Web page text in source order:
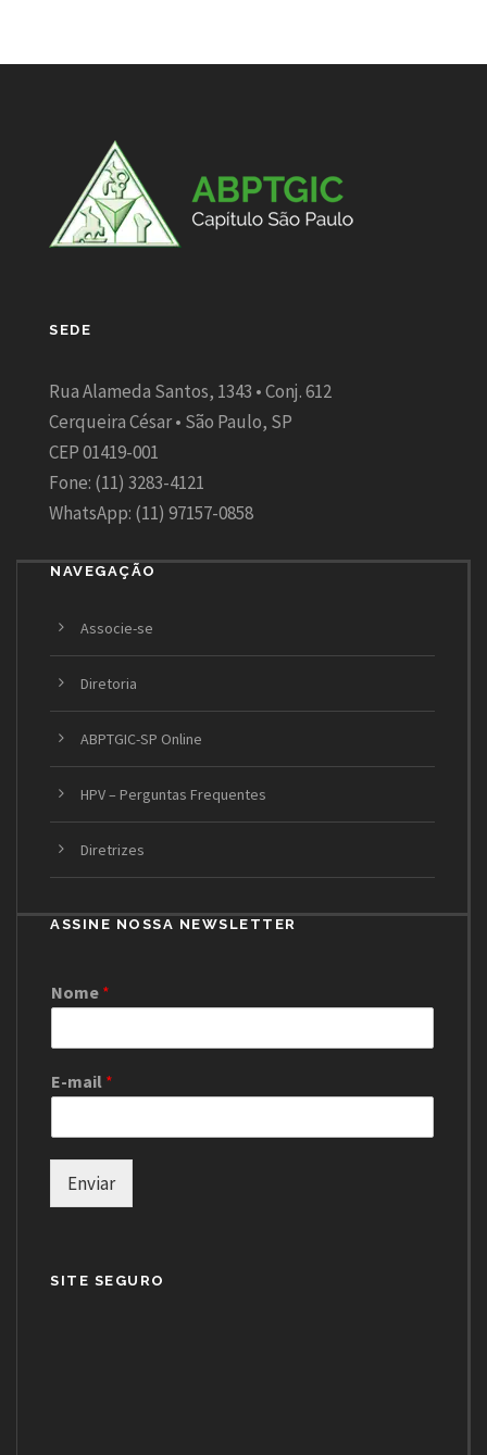
SEDE
Rua Alameda Santos, 1343 • Conj. 612
Cerqueira César • São Paulo, SP
CEP 01419-001
Fone: (11) 3283-4121
WhatsApp: (11) 97157-0858
NAVEGAÇÃO
Associe-se
Diretoria
ABPTGIC-SP Online
HPV – Perguntas Frequentes
Diretrizes
ASSINE NOSSA NEWSLETTER
Nome *
E-mail *
Enviar
SITE SEGURO